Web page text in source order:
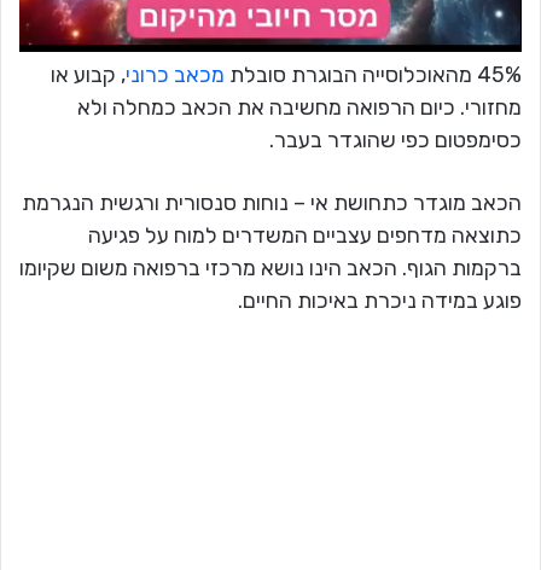
45% מהאוכלוסייה הבוגרת סובלת מכאב כרוני, קבוע או
מחזורי. כיום הרפואה מחשיבה את הכאב כמחלה ולא
כסימפטום כפי שהוגדר בעבר.
הכאב מוגדר כתחושת אי – נוחות סנסורית ורגשית הנגרמת
כתוצאה מדחפים עצביים המשדרים למוח על פגיעה
ברקמות הגוף. הכאב הינו נושא מרכזי ברפואה משום שקיומו
פוגע במידה ניכרת באיכות החיים.